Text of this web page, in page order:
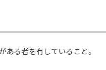
ある者を有していること。